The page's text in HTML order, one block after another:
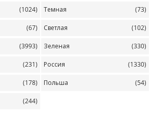
(1024) Темная (73)
(67) Светлая (102)
(3993) Зеленая (330)
(231) Россия (1330)
(178) Польша (54)
(244)